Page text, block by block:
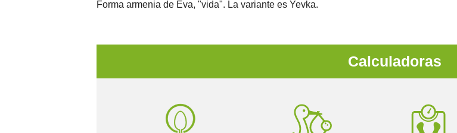
Forma armenia de Eva, "vida". La variante es Yevka.
Calculadoras